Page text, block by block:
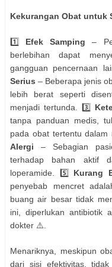
Kekurangan Obat untuk
1️⃣ Efek Samping –
berlebihan dapat
gangguan pencernaan
Serius – Beberapa jenis
lebih berat seperti
menjadi tertunda. 3️⃣
tanpa panduan medis,
pada obat tertentu dalam
Alergi – Sebagian
terhadap bahan aktif
loperamide. 5️⃣ Kurang
penyebab mencret
buang air besar tidak
ini, diperlukan antibiotik
dokter ⚠️.
Menariknya, meskipun
dari sisi efektivitas,